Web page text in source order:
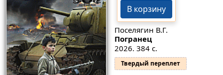
В корзину
Поселягин В.Г.
Погранец
2026. 384 с.
Твердый переплет